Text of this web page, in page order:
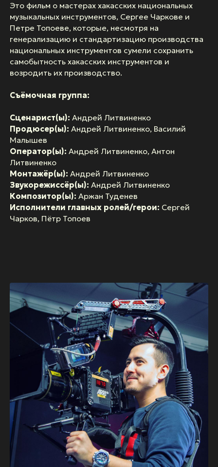
Это фильм о мастерах хакасских национальных
музыкальных инструментов, Сергее Чаркове и
Петре Топоеве, которые, несмотря на
генерализацию и стандартизацию производства
национальных инструментов сумели сохранить
самобытность хакасских инструментов и
возродить их производство.
Съёмочная группа:
Сценарист(ы): Андрей Литвиненко
Продюсер(ы): Андрей Литвиненко, Василий
Малышев
Оператор(ы): Андрей Литвиненко, Антон
Литвиненко
Монтажёр(ы): Андрей Литвиненко
Звукорежиссёр(ы): Андрей Литвиненко
Композитор(ы): Аржан Туденев
Исполнители главных ролей/герои: Сергей
Чарков, Пётр Топоев